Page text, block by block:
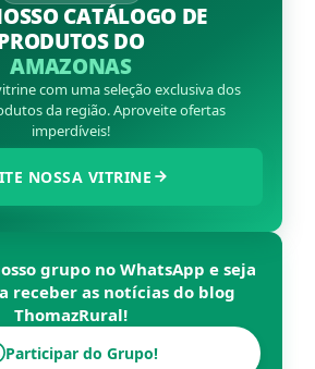
CATÁLOGO DE
DO
AMAZONAS
com uma seleção exclusiva dos
da região. Aproveite ofertas
imperdíveis!
NOSSA VITRINE
grupo no WhatsApp e seja
receber as notícias do blog
ThomazRural!
Participar do Grupo!